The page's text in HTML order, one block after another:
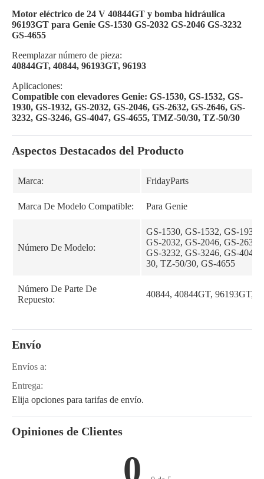
Motor eléctrico de 24 V 40844GT y bomba hidráulica
96193GT para Genie GS-1530 GS-2032 GS-2046 GS-3232
GS-4655
Reemplazar número de pieza:
40844GT, 40844, 96193GT, 96193
Aplicaciones:
Compatible con elevadores Genie: GS-1530, GS-1532, GS-
1930, GS-1932, GS-2032, GS-2046, GS-2632, GS-2646, GS-
3232, GS-3246, GS-4047, GS-4655, TMZ-50/30, TZ-50/30
Aspectos Destacados del Producto
Marca: FridayParts
Marca De Modelo Compatible: Para Genie
Número De Modelo:
GS-1530, GS-1532, GS-1930,
GS-2032, GS-2046, GS-2632,
GS-3232, GS-3246, GS-
30, TZ-50/30, GS-4655
Número De Parte De
Repuesto:
40844, 40844GT, 96193GT,
Envío
Envíos a:
Entrega:
Elija opciones para tarifas de envío.
Opiniones de Clientes
0